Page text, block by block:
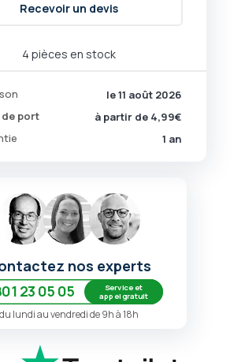
4 pièces en stock
le 11 août 2026
de port
à partir de 4,99€
1 an
Recevoir un devis
nos experts
23 05 05
Service et
appel gratuit
du lundi au vendredi de 9h à 18h